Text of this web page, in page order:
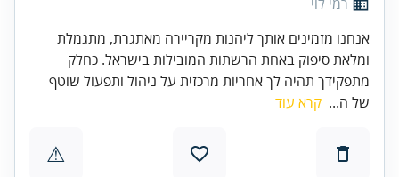
אנחנו מזמינים אותך ליהנות מקריירה מאתגרת, מתגמלת
ומלאת סיפוק באחת הרשתות המובילות בישראל. כחלק
מתפקידך תהיה לך אחריות מרכזית על ניהול ותפעול שוטף
של ה... קרא עוד
⚠